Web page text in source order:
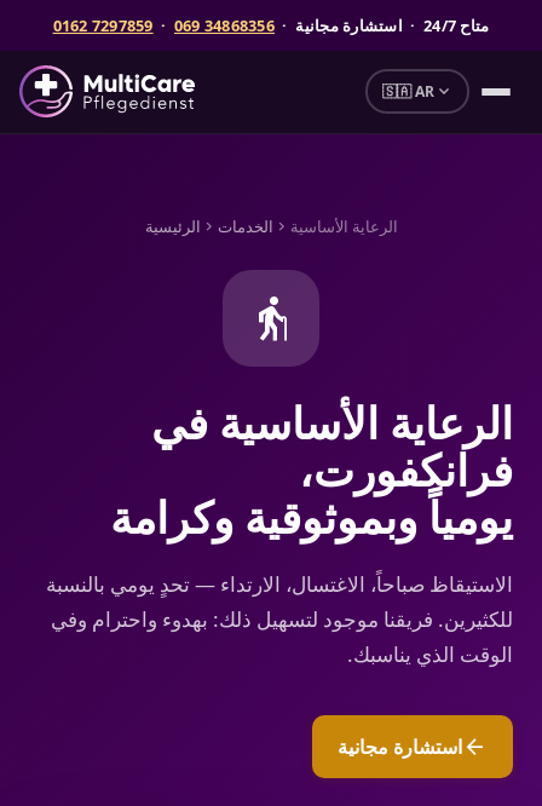
متاح 24/7· استشارة مجانية ·069 34868356
·
0162 7297859
🇸🇦 ARexpand_more
الرئيسية chevron_right الخدمات chevron_right الرعاية الأساسية
elderly
الرعاية الأساسية في
فرانكفورت،
يومياً وبموثوقية وكرامة
الاستيقاظ صباحاً، الاغتسال، الارتداء — تحدٍ يومي بالنسبة
للكثيرين. فريقنا موجود لتسهيل ذلك: بهدوء واحترام وفي
الوقت الذي يناسبك.
استشارة مجانيةarrow_back